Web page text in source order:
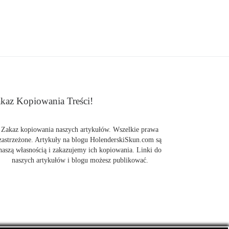
Kopiowania Treści!
Zakaz kopiowania naszych artykułów. Wszelkie prawa
Artykuły na blogu HolenderskiSkun.com są
własnością i zakazujemy ich kopiowania. Linki do
naszych artykułów i blogu możesz publikować.